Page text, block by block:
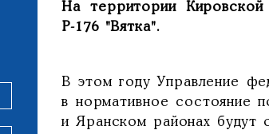
На территории
Р-176 "Вятка".
В этом году Управление
в нормативное состояние
и Яранском районах будут